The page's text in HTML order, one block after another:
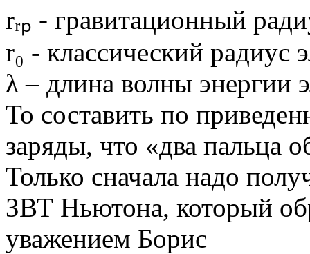
rᵣₚ - гравитационный
r₀ - классический радиус
λ – длина волны энергии
То составить по
заряды, что «два пальца
Только сначала надо
ЗВТ Ньютона, который
уважением Борис